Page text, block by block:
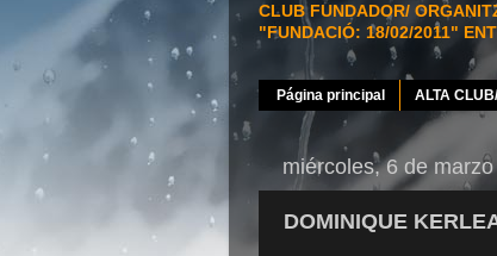
CLUB FUNDADOR/
"FUNDACIÓ: 18/02/2011"
Página principal ALTA
miércoles, 6 de
DOMINIQUE